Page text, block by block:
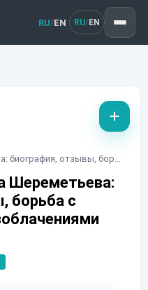
RU/EN RU/ EN
Кто такая Кристина Шереметьева: биография, отзывы, борьба с компроматом и разоблачениями
Шереметьева:
борьба с